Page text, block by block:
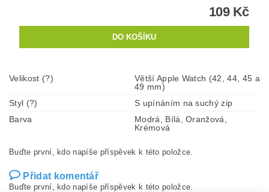
109 Kč
Velikost (?)
Větší Apple Watch (42, 44, 45 a
49 mm)
Styl (?)
S upínáním na suchý zip
Barva
Modrá, Bílá, Oranžová,
Krémová
Buďte první, kdo napíše příspěvek k této položce.
Přidat komentář
Buďte první, kdo napíše příspěvek k této položce.